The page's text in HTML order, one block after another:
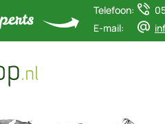
Telefoon:
E-mail: